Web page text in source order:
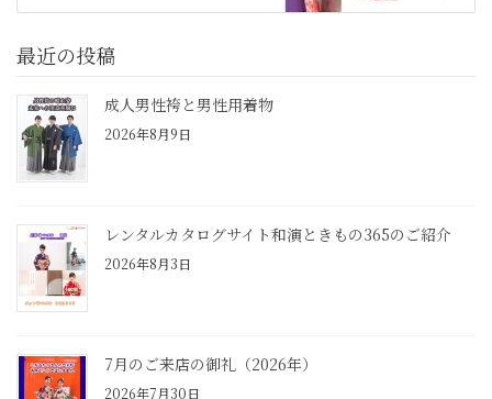
最近の投稿
成人男性袴と男性用着物
2026年8月9日
レンタルカタログサイト和演ときもの365のご紹介
2026年8月3日
7月のご来店の御礼（2026年）
2026年7月30日